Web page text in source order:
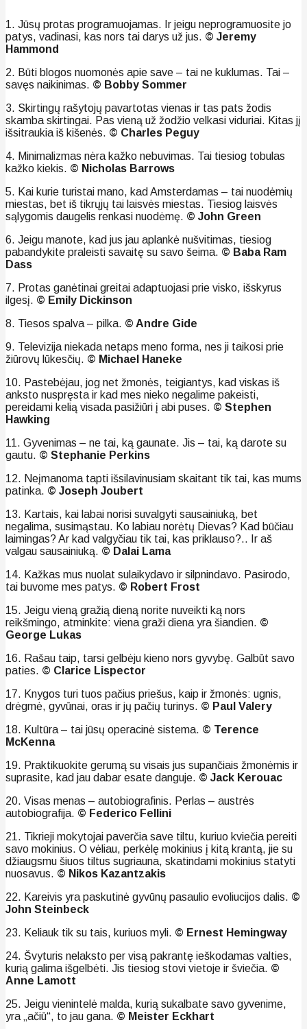
1. Jūsų protas programuojamas. Ir jeigu neprogramuosite jo
patys, vadinasi, kas nors tai darys už jus. © Jeremy
Hammond
2. Būti blogos nuomonės apie save – tai ne kuklumas. Tai –
savęs naikinimas. © Bobby Sommer
3. Skirtingų rašytojų pavartotas vienas ir tas pats žodis
skamba skirtingai. Pas vieną už žodžio velkasi viduriai. Kitas jį
išsitraukia iš kišenės. © Charles Peguy
4. Minimalizmas nėra kažko nebuvimas. Tai tiesiog tobulas
kažko kiekis. © Nicholas Barrows
5. Kai kurie turistai mano, kad Amsterdamas – tai nuodėmių
miestas, bet iš tikrųjų tai laisvės miestas. Tiesiog laisvės
sąlygomis daugelis renkasi nuodėmę. © John Green
6. Jeigu manote, kad jus jau aplankė nušvitimas, tiesiog
pabandykite praleisti savaitę su savo šeima. © Baba Ram
Dass
7. Protas ganėtinai greitai adaptuojasi prie visko, išskyrus
ilgesį. © Emily Dickinson
8. Tiesos spalva – pilka. © Andre Gide
9. Televizija niekada netaps meno forma, nes ji taikosi prie
žiūrovų lūkesčių. © Michael Haneke
10. Pastebėjau, jog net žmonės, teigiantys, kad viskas iš
anksto nuspręsta ir kad mes nieko negalime pakeisti,
pereidami kelią visada pasižiūri į abi puses. © Stephen
Hawking
11. Gyvenimas – ne tai, ką gaunate. Jis – tai, ką darote su
gautu. © Stephanie Perkins
12. Neįmanoma tapti išsilavinusiam skaitant tik tai, kas mums
patinka. © Joseph Joubert
13. Kartais, kai labai norisi suvalgyti sausainiuką, bet
negalima, susimąstau. Ko labiau norėtų Dievas? Kad būčiau
laimingas? Ar kad valgyčiau tik tai, kas priklauso?.. Ir aš
valgau sausainiuką. © Dalai Lama
14. Kažkas mus nuolat sulaikydavo ir silpnindavo. Pasirodo,
tai buvome mes patys. © Robert Frost
15. Jeigu vieną gražią dieną norite nuveikti ką nors
reikšmingo, atminkite: viena graži diena yra šiandien. ©
George Lukas
16. Rašau taip, tarsi gelbėju kieno nors gyvybę. Galbūt savo
paties. © Clarice Lispector
17. Knygos turi tuos pačius priešus, kaip ir žmonės: ugnis,
drėgmė, gyvūnai, oras ir jų pačių turinys. © Paul Valery
18. Kultūra – tai jūsų operacinė sistema. © Terence
McKenna
19. Praktikuokite gerumą su visais jus supančiais žmonėmis ir
suprasite, kad jau dabar esate danguje. © Jack Kerouac
20. Visas menas – autobiografinis. Perlas – austrės
autobiografija. © Federico Fellini
21. Tikrieji mokytojai paverčia save tiltu, kuriuo kviečia pereiti
savo mokinius. O vėliau, perkėlę mokinius į kitą krantą, jie su
džiaugsmu šiuos tiltus sugriauna, skatindami mokinius statyti
nuosavus. © Nikos Kazantzakis
22. Kareivis yra paskutinė gyvūnų pasaulio evoliucijos dalis. ©
John Steinbeck
23. Keliauk tik su tais, kuriuos myli. © Ernest Hemingway
24. Švyturis nelaksto per visą pakrantę ieškodamas valties,
kurią galima išgelbėti. Jis tiesiog stovi vietoje ir šviečia. ©
Anne Lamott
25. Jeigu vienintelė malda, kurią sukalbate savo gyvenime,
yra „ačiū“, to jau gana. © Meister Eckhart